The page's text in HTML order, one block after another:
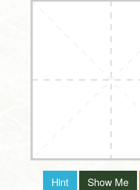
Hint Show Me